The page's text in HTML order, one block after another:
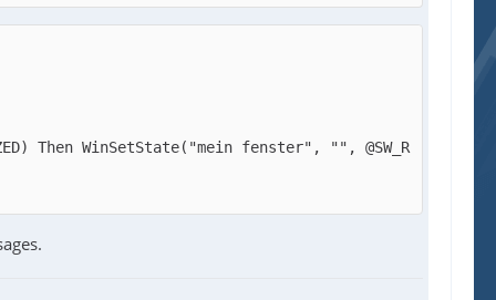
Then WinSetState("mein fenster", "", @SW_R